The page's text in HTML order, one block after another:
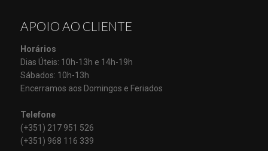
APOIO AO CLIENTE
Horários
Dias Úteis: 10h-13h e 14h-19h
Sábados: 10h-13h
Encerramos aos Domingos e Feriados
Telefone
(+351) 217 951 526
(+351) 968 116 339